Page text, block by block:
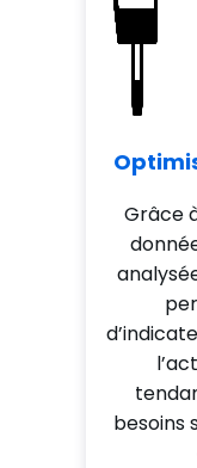
Grâce
besoins